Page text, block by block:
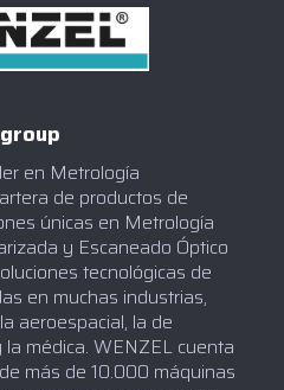
en Metrología
de productos de
únicas en Metrología
y Escaneado Óptico
tecnológicas de
en muchas industrias,
aeroespacial, la de
médica. WENZEL cuenta
más de 10.000 máquinas